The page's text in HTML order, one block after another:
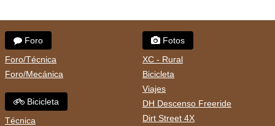
Foro
Foro/Técnica
Foro/Mecánica
Bicicleta
Técnica
Fotos
XC - Rural
Bicicleta
Viajes
DH Descenso Freeride
Dirt Street 4X